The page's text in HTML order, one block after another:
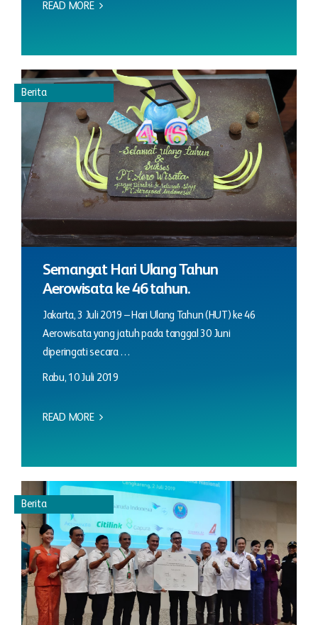
READ MORE
Berita
Semangat Hari Ulang Tahun
Aerowisata ke 46 tahun.
Jakarta, 3 Juli 2019 – Hari Ulang Tahun (HUT) ke 46
Aerowisata yang jatuh pada tanggal 30 Juni
diperingati secara …
Rabu, 10 Juli 2019
READ MORE
Berita